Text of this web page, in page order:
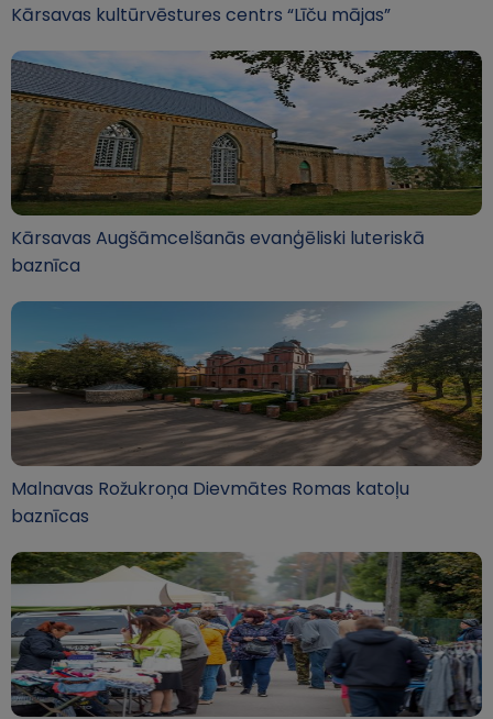
Kārsavas kultūrvēstures centrs “Līču mājas”
Kārsavas Augšāmcelšanās evanģēliski luteriskā
baznīca
Malnavas Rožukroņa Dievmātes Romas katoļu
baznīcas